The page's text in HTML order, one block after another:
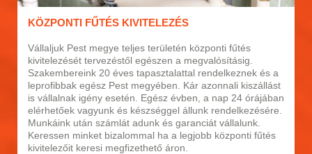
KÖZPONTI FŰTÉS KIVITELEZÉS
Vállaljuk Pest megye teljes területén központi fűtés
kivitelezését tervezéstől egészen a megvalósításig.
Szakembereink 20 éves tapasztalattal rendelkeznek és a
leprofibbak egész Pest megyében. Kár azonnali kiszállást
is vállalnak igény esetén. Egész évben, a nap 24 órájában
elérhetőek vagyunk és készséggel állunk rendelkezésére.
Munkáink után számlát adunk és garanciát vállalunk.
Keressen minket bizalommal ha a legjobb központi fűtés
kivitelezőit keresi megfizethető áron.